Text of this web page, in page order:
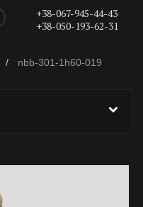
+38-067-945-44-43
+38-050-193-62-31
nbb-301-1h60-019